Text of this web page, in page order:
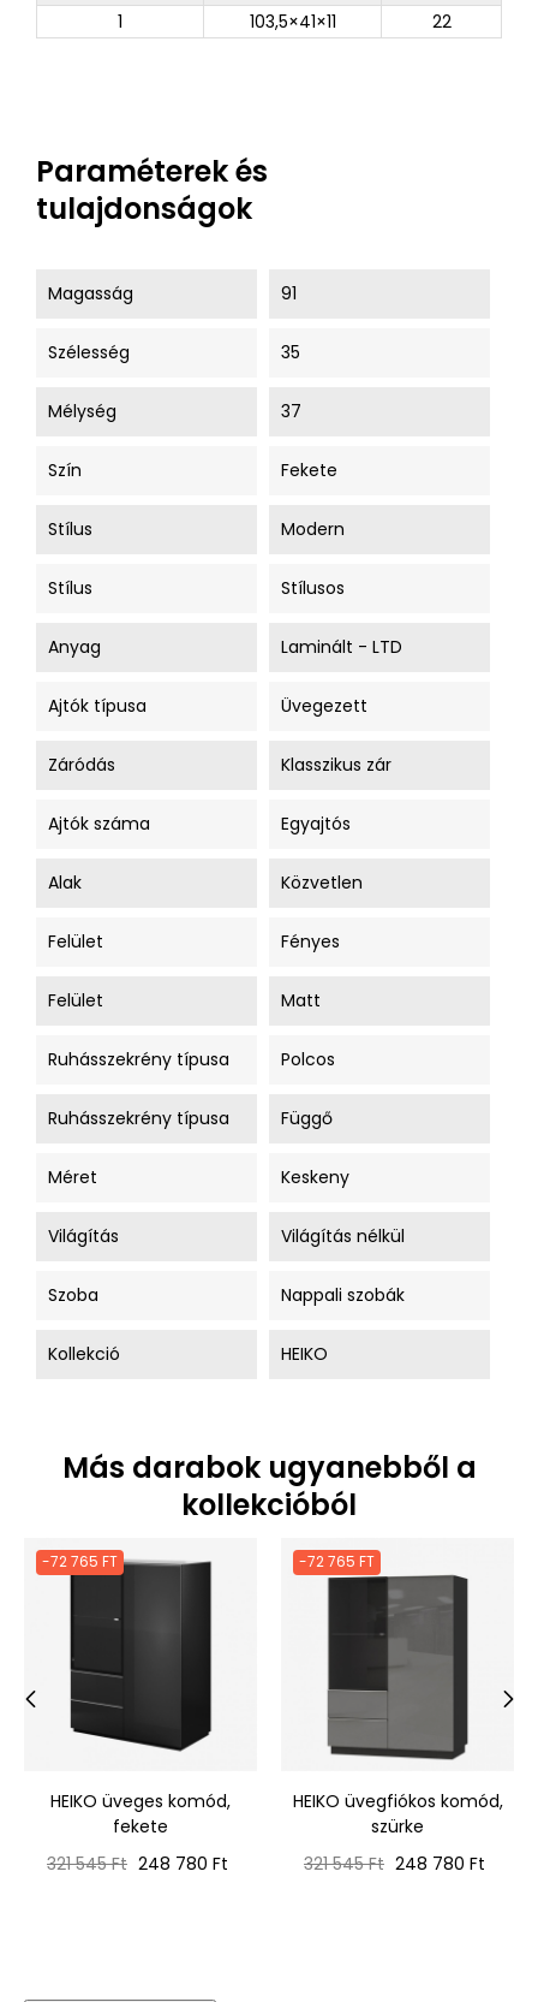
1
103,5×41×11 22
Paraméterek és
tulajdonságok
Magasság 91
Szélesség 35
Mélység 37
Szín Fekete
Stílus Modern
Stílus Stílusos
Anyag Laminált - LTD
Ajtók típusa Üvegezett
Záródás Klasszikus zár
Ajtók száma Egyajtós
Alak Közvetlen
Felület Fényes
Felület Matt
Ruhásszekrény típusa Polcos
Ruhásszekrény típusa Függő
Méret Keskeny
Világítás Világítás nélkül
Szoba Nappali szobák
Kollekció HEIKO
Más darabok ugyanebből a
kollekcióból
-72 765 FT
HEIKO üveges komód,
fekete
Normál
321 545 Ft Ár
248 780 Ft
-72 765 FT
HEIKO üvegfiókos komód,
szürke
Normál
321 545 Ft Ár
248 780 Ft